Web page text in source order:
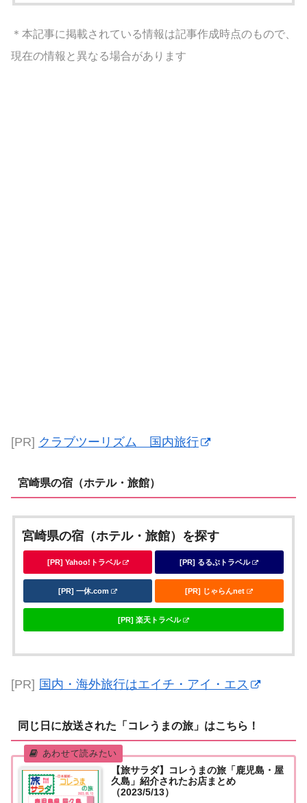
＊本記事に掲載されている情報は記事作成時点のもので、
現在の情報と異なる場合があります
[PR] クラブツーリズム 国内旅行
宮崎県の宿（ホテル・旅館）
宮崎県の宿（ホテル・旅館）を探す
[PR] Yahoo!トラベル [PR] るるぶトラベル
[PR] 一休.com [PR] じゃらんnet
[PR] 楽天トラベル
[PR] 国内・海外旅行はエイチ・アイ・エス
同じ日に放送された「コレうまの旅」はこちら！
【旅サラダ】コレうまの旅「鹿児島・屋
久島」紹介されたお店まとめ
（2023/5/13）